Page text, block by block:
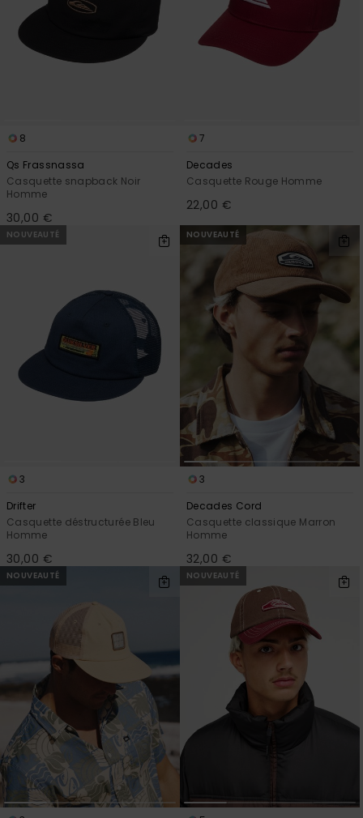
8
Qs Frassnassa
Casquette snapback Noir
Homme
30,00 €
7
Decades
Casquette Rouge Homme
22,00 €
NOUVEAUTÉ
3
Drifter
Casquette déstructurée Bleu
Homme
30,00 €
NOUVEAUTÉ
3
Decades Cord
Casquette classique Marron
Homme
32,00 €
NOUVEAUTÉ NOUVEAUTÉ